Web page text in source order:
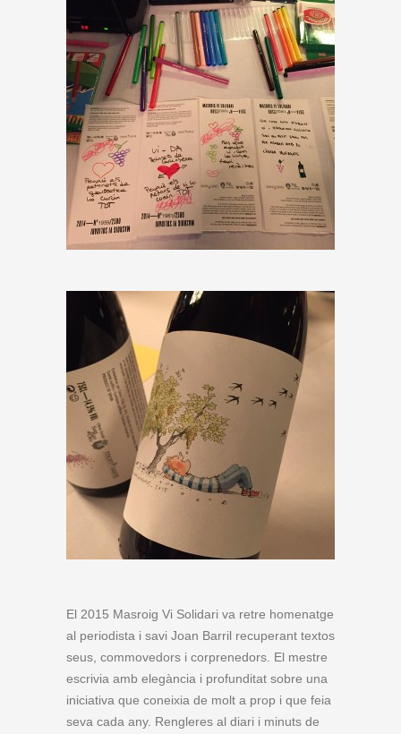
El 2015 Masroig Vi Solidari va retre homenatge
al periodista i savi Joan Barril recuperant textos
seus, commovedors i corprenedors. El mestre
escrivia amb elegància i profunditat sobre una
iniciativa que coneixia de molt a prop i que feia
seva cada any. Rengleres al diari i minuts de